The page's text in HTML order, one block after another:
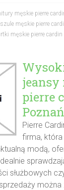
męskie pierre
męskie pierre
męskie pierre cardin
jeansy
pierre
Poznań
Pierre
firma,
modą,
służbowych
można